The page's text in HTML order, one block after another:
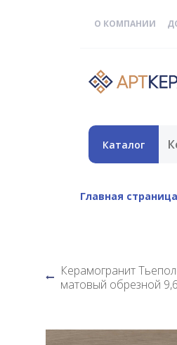
О КОМПАНИИ
Каталог
Главная страница
Керамогранит
матовый обрезной